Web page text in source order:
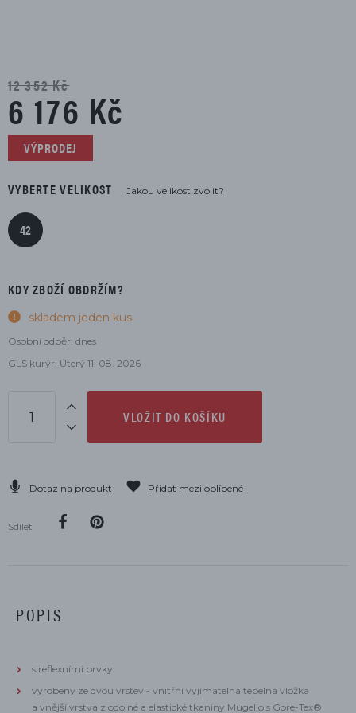
12 352 Kč
6 176 Kč
VÝPRODEJ
VYBERTE VELIKOST Jakou velikost zvolit?
42
KDY ZBOŽÍ OBDRŽÍM?
skladem jeden kus
Osobní odběr: dnes
GLS kurýr: Úterý 11. 08. 2026
VLOŽIT DO KOŠÍKU
Dotaz na produkt Přidat mezi oblíbené
Sdílet
POPIS
s reflexními prvky
vyrobeny ze dvou vrstev - vnitřní vyjímatelná tepelná vložka
a vnější vrstva z odolné a elastické tkaniny Mugello s Gore-Tex®